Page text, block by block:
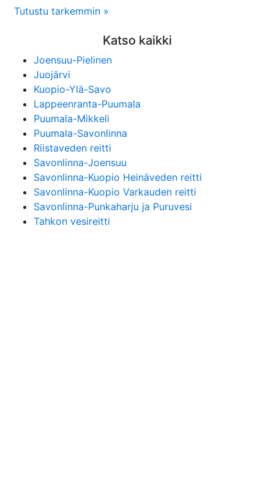
Tutustu tarkemmin »
Katso kaikki
Joensuu-Pielinen
Juojärvi
Kuopio-Ylä-Savo
Lappeenranta-Puumala
Puumala-Mikkeli
Puumala-Savonlinna
Riistaveden reitti
Savonlinna-Joensuu
Savonlinna-Kuopio Heinäveden reitti
Savonlinna-Kuopio Varkauden reitti
Savonlinna-Punkaharju ja Puruvesi
Tahkon vesireitti